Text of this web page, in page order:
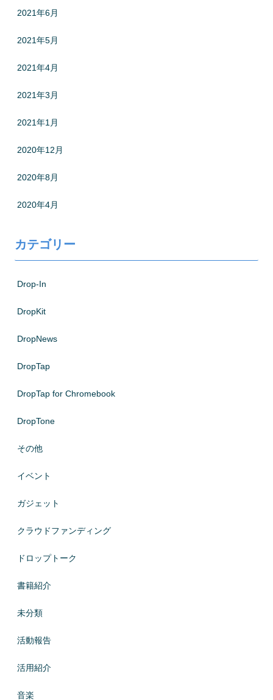
2021年6月
2021年5月
2021年4月
2021年3月
2021年1月
2020年12月
2020年8月
2020年4月
カテゴリー
Drop-In
DropKit
DropNews
DropTap
DropTap for Chromebook
DropTone
その他
イベント
ガジェット
クラウドファンディング
ドロップトーク
書籍紹介
未分類
活動報告
活用紹介
音楽